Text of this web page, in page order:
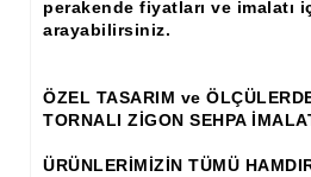
Ahşap Merdiven Dikmeleri
Ahşap Profil Çıta
Ahşap Seperatör
perakende fiyatları ve imalatı
arayabilirsiniz.
ÖZEL TASARIM ve
TORNALI ZİGON SEHPA
ÜRÜNLERİMİZİN TÜMÜ